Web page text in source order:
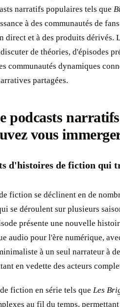
narratifs populaires tels que
à des communautés de
direct et à des produits dérivés.
de théories, d'épisodes
communautés dynamiques
partagées.
podcasts
vous
d'histoires de fiction qui
fiction se déclinent en de
se déroulent sur plusieurs
présente une nouvelle
audio pour l'ère numérique,
à un seul narrateur à
en vedette des acteurs
fiction en série tels que Les
au fil du temps,